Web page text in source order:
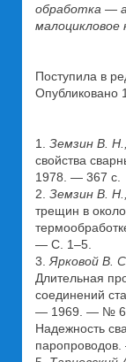
обработка —
малоцикловое
Поступила в
Опубликовано
1. Земзин В.
свойства
1978. — 367 с.
2. Земзин В.
трещин в
— С. 1–5.
3. Ярковой В.
Длительная
соединений
— 1969. — №
Надежность